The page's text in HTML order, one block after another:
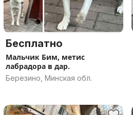
Бесплатно
Мальчик Бим, метис
лабрадора в дар.
Березино, Минская обл.